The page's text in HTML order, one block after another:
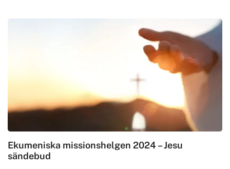
Ekumeniska missionshelgen 2024 – Jesu
sändebud